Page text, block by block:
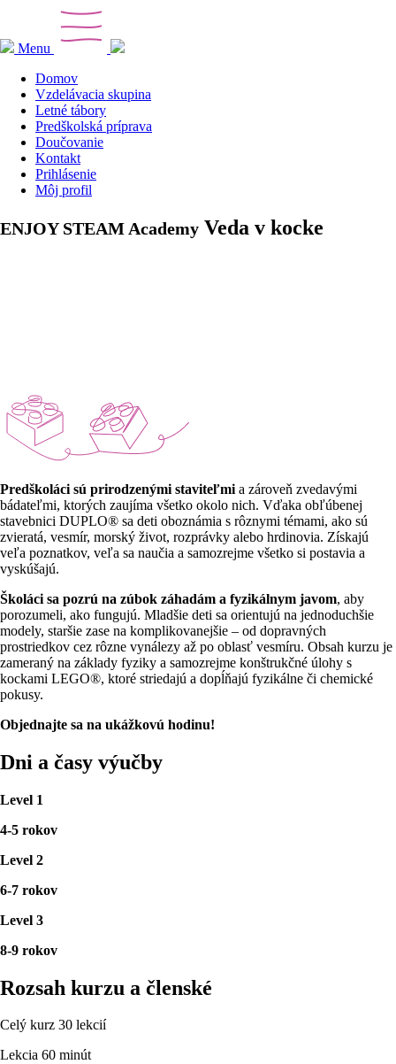
Menu
Domov
Vzdelávacia skupina
Letné tábory
Predškolská príprava
Doučovanie
Kontakt
Prihlásenie
Môj profil
ENJOY STEAM Academy Veda v kocke
Predškoláci sú prirodzenými staviteľmi a zároveň zvedavými
bádateľmi, ktorých zaujíma všetko okolo nich. Vďaka obľúbenej
stavebnici DUPLO® sa deti oboznámia s rôznymi témami, ako sú
zvieratá, vesmír, morský život, rozprávky alebo hrdinovia. Získajú
veľa poznatkov, veľa sa naučia a samozrejme všetko si postavia a
vyskúšajú.
Školáci sa pozrú na zúbok záhadám a fyzikálnym javom, aby
porozumeli, ako fungujú. Mladšie deti sa orientujú na jednoduchšie
modely, staršie zase na komplikovanejšie – od dopravných
prostriedkov cez rôzne vynálezy až po oblasť vesmíru. Obsah kurzu je
zameraný na základy fyziky a samozrejme konštrukčné úlohy s
kockami LEGO®, ktoré striedajú a dopĺňajú fyzikálne či chemické
pokusy.
Objednajte sa na ukážkovú hodinu!
Dni a časy výučby
Level 1
4-5 rokov
Level 2
6-7 rokov
Level 3
8-9 rokov
Rozsah kurzu a členské
Celý kurz 30 lekcií
Lekcia 60 minút